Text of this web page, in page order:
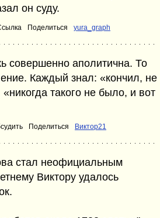
он суду.
Поделиться yura_graph
совершенно аполитична. То
Каждый знал: «кончил, не
такого не было, и вот
Поделиться Виктор21
стал неофициальным
Виктору удалось